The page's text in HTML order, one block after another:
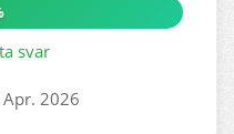
svar
2026